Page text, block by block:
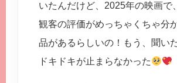
いたんだけど、2025年の映画で
観客の評価がめっちゃくちゃ分
品があるらしいの！もう、聞い
ドキドキが止まらなかった